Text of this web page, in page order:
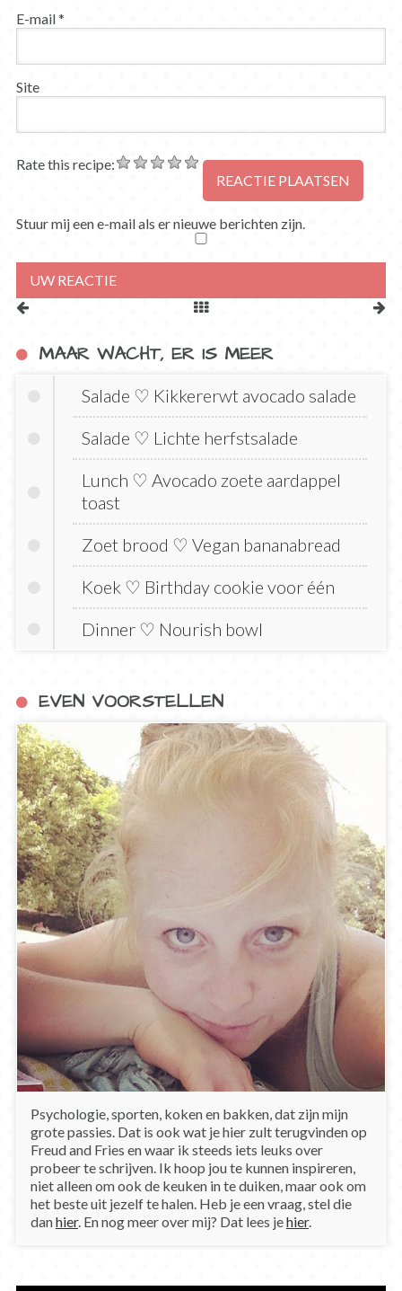
E-mail*
Site
Rate this recipe:
Stuur mij een e-mail als er nieuwe berichten zijn.
MAAR WACHT, ER IS MEER
Salade ♡ Kikkererwt avocado salade
Salade ♡ Lichte herfstsalade
Lunch ♡ Avocado zoete aardappel
toast
Zoet brood ♡ Vegan bananabread
Koek ♡ Birthday cookie voor één
Dinner ♡ Nourish bowl
EVEN VOORSTELLEN
Psychologie, sporten, koken en bakken, dat zijn mijn
grote passies. Dat is ook wat je hier zult terugvinden op
Freud and Fries en waar ik steeds iets leuks over
probeer te schrijven. Ik hoop jou te kunnen inspireren,
niet alleen om ook de keuken in te duiken, maar ook om
het beste uit jezelf te halen. Heb je een vraag, stel die
danhier. En nog meer over mij? Dat lees jehier.